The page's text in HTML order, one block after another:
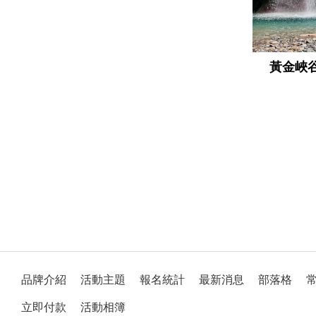
黃金峽
品牌介紹 活動主題 報名統計 最新消息 部落格
立即付款
活動相簿